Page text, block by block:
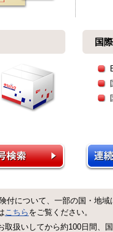
国
付について、一部の国・地
こちら をご覧ください。
取扱いしてから約100日間、